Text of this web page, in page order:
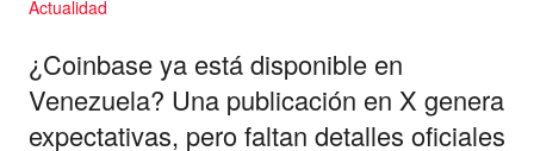
Actualidad
¿Coinbase ya está disponible en
Venezuela? Una publicación en X genera
expectativas, pero faltan detalles oficiales